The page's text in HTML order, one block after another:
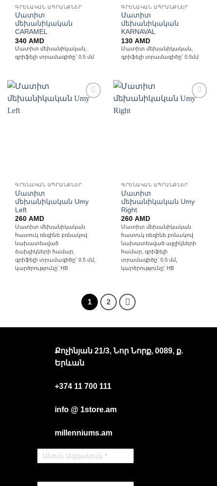
ԳՐԵՆԱԿԱՆ ԱՊՐԱՆՔՆԵՐ
Մատիտ
մեխանիկական
CARAMEL
340AMD
Մատիտ մեխանիկական,
գրիֆելի տրամագիծը՝ 0.5 մմ
ԳՐԵՆԱԿԱՆ ԱՊՐԱՆՔՆԵՐ
Մատիտ
մեխանիկական
KARNAVAL
130AMD
Մատիտ մեխանիկական,
գրիֆելի տրամագիծը՝ 0.5մմ
Ավելացնել
ԳՐԵՆԱԿԱՆ ԱՊՐԱՆՔՆԵՐ
Մատիտ
մեխանիկական Umy
Left
260AMD
Մատիտ մեխանիկական
հատուկ ռեզինե բռնակով
նախատեսված
ձախլիկների համար,
գրիֆելի տրամագիծը՝ 0.5 մմ,
կարծրությունը՝ HB
Ավելացնել
ԳՐԵՆԱԿԱՆ ԱՊՐԱՆՔՆԵՐ
Մատիտ
մեխանիկական Umy
Right
260AMD
Մատիտ մեխանիկական
հատուկ ռեզինե բռնակով
նախատեսված աջլիկների
համար, գրիֆելի
տրամագիծը՝ 0.5 մմ,
կարծրությունը՝ HB
1 2
Քոչինյան 21/3, Նոր Նորք, 0089, ք.
Երևան
+374 11 700 111
info @ 1store.am
millenniums.am